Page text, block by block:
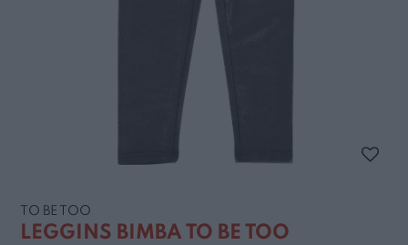
TO BE TOO
LEGGINS BIMBA TO BE TOO